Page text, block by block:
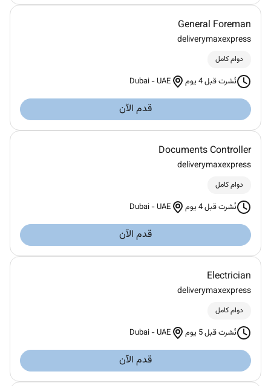
General Foreman
deliverymaxexpress
دوام كامل
نُشرت قبل 4 يوم Dubai -UAE
قدم الآن
Documents Controller
deliverymaxexpress
دوام كامل
نُشرت قبل 4 يوم Dubai -UAE
قدم الآن
Electrician
deliverymaxexpress
دوام كامل
نُشرت قبل 5 يوم Dubai -UAE
قدم الآن